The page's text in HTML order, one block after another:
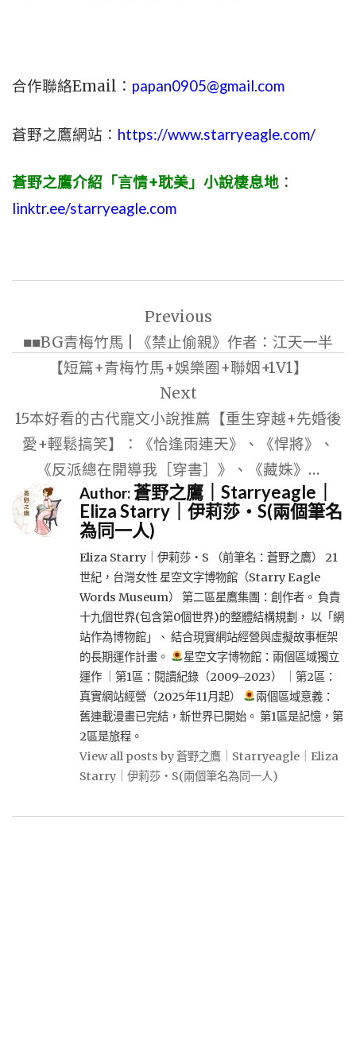
合作聯絡Email： papan0905@gmail.com
蒼野之鷹網站： https://www.starryeagle.com/
蒼野之鷹介紹「言情+耽美」小說棲息地 ：
linktr.ee/starryeagle.com
導
Previous
■■BG青梅竹馬 | 《禁止偷親》作者：江天一半
【短篇+青梅竹馬+娛樂圈+聯姻+1V1】
Next
15本好看的古代寵文小說推薦【重生穿越+先婚後
愛+輕鬆搞笑】：《恰逢雨連天》、《悍將》、
《反派總在開導我［穿書］》、《藏姝》…
Author:蒼野之鷹｜Starryeagle｜
Eliza Starry｜伊莉莎・S(兩個筆名
為同一人)
Eliza Starry｜伊莉莎・S （前筆名：蒼野之鷹） 21
世紀，台灣女性 星空文字博物館（Starry Eagle
Words Museum） 第二區星鷹集團：創作者。 負責
十九個世界(包含第0個世界)的整體結構規劃， 以「網
站作為博物館」、 結合現實網站經營與虛擬故事框架
的長期運作計畫。
星空文字博物館：兩個區域獨立
運作 ｜第1區：閱讀紀錄（2009–2023） ｜第2區：
真實網站經營（2025年11月起）
兩個區域意義：
舊連載漫畫已完結，新世界已開始。 第1區是記憶，第
2區是旅程。
View all posts by 蒼野之鷹｜Starryeagle｜Eliza
Starry｜伊莉莎・S(兩個筆名為同一人)